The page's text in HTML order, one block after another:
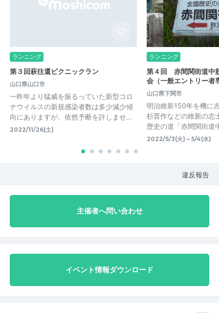
ランニング
第３回萩往還ピクニックラン
山口県山口市
一昨年より猛威を振るっていた新型コロ
ナウイルスの新規感染者数は多少減少傾
向にありますが、依然予断を許しませ…
2022/11/26(土)
ランニング
第４回 赤間関街道中
会（一般エントリー者
山口県下関市
明治維新150年を機に
杉晋作などの維新の志
歴史の道「赤間関街道
2022/5/3(火)～5/4(水)
違反報告
主催者へ問い合わせ
イベント情報ダウンロード